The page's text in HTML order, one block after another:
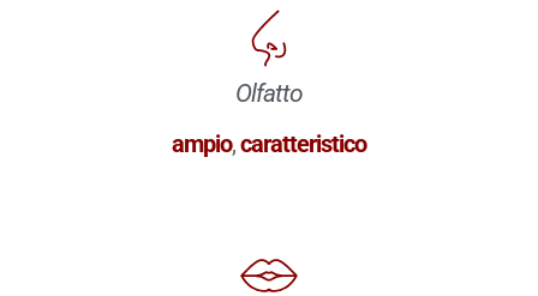
Olfatto
ampio,caratteristico